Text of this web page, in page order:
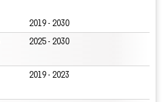
2019 - 2030
2025 - 2030
2019 - 2023